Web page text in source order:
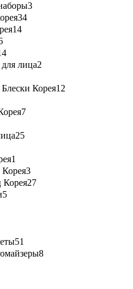
3
34
14
лица2
Корея12
7
25
1
3
Корея27
5
51
8